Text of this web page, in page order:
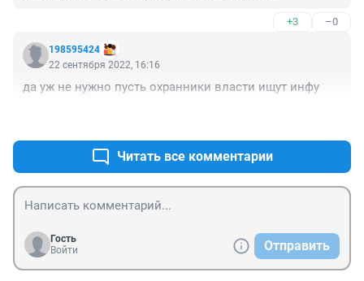
+3 –0
198595424
22 сентября 2022, 16:16
да уж не нужно пусть охранники власти ищут инфу
Читать все комментарии
Гость
Войти
Отправить